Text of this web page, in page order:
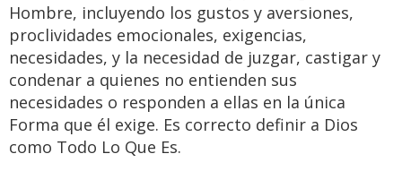
Hombre, incluyendo los gustos y aversiones,
proclividades emocionales, exigencias,
necesidades, y la necesidad de juzgar, castigar y
condenar a quienes no entienden sus
necesidades o responden a ellas en la única
Forma que él exige. Es correcto definir a Dios
como Todo Lo Que Es.